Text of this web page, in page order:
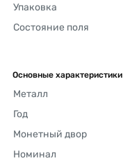
Упаковка
Состояние поля
Основные характеристики
Металл
Год
Монетный двор
Номинал